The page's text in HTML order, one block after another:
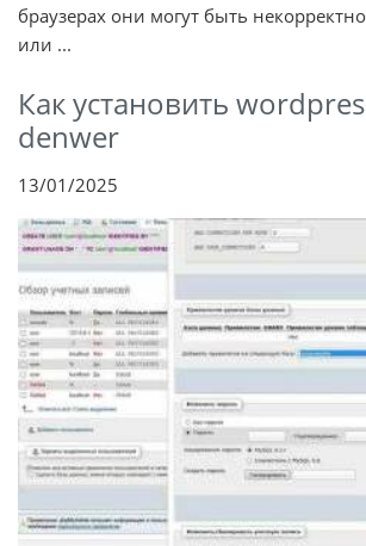
браузерах они могут быть
или ...
Как установить
denwer
13/01/2025